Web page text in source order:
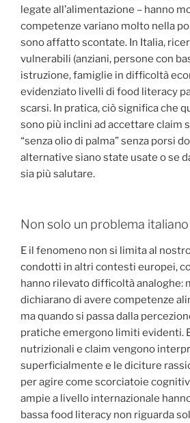
legate all’alimentazione – hanno
competenze variano molto nella
sono affatto scontate. In Italia,
vulnerabili (anziani, persone con
istruzione, famiglie in difficoltà
evidenziato livelli di food literacy
scarsi. In pratica, ciò significa che
sono più inclini ad accettare claim
“senza olio di palma” senza porsi
alternative siano state usate o se
sia più salutare.
Non solo un problema italiano
E il fenomeno non si limita al
condotti in altri contesti europei,
hanno rilevato difficoltà analoghe:
dichiarano di avere competenze
ma quando si passa dalla
pratiche emergono limiti evidenti.
nutrizionali e claim vengono
superficialmente e le diciture
per agire come scorciatoie
ampie a livello internazionale
bassa food literacy non riguarda